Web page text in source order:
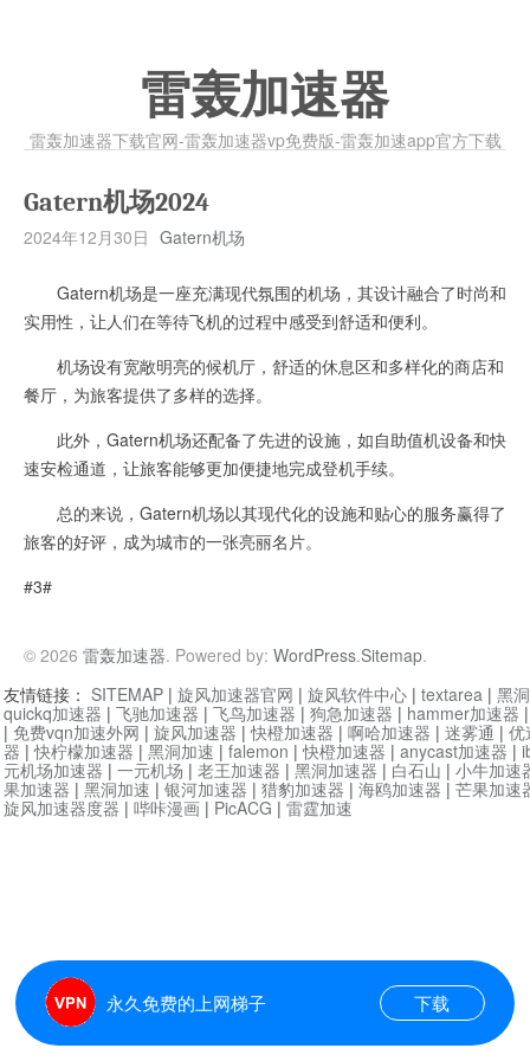
雷轰加速器
雷轰加速器下载官网-雷轰加速器vp免费版-雷轰加速app官方下载
Gatern机场2024
2024年12月30日 Gatern机场
Gatern机场是一座充满现代氛围的机场，其设计融合了时尚和
实用性，让人们在等待飞机的过程中感受到舒适和便利。
机场设有宽敞明亮的候机厅，舒适的休息区和多样化的商店和
餐厅，为旅客提供了多样的选择。
此外，Gatern机场还配备了先进的设施，如自助值机设备和快
速安检通道，让旅客能够更加便捷地完成登机手续。
总的来说，Gatern机场以其现代化的设施和贴心的服务赢得了
旅客的好评，成为城市的一张亮丽名片。
#3#
© 2026 雷轰加速器. Powered by: WordPress.Sitemap.
永久免费的上网梯子 下载
友情链接： SITEMAP | 旋风加速器官网 | 旋风软件中心 | textarea | 黑
quickq加速器 | 飞驰加速器 | 飞鸟加速器 | 狗急加速器 | hammer加速器
| 免费vqn加速外网 | 旋风加速器 |快橙加速器 | 啊哈加速器 | 迷雾通 | 优
器 |快柠檬加速器 | 黑洞加速 | falemon |快橙加速器 | anycast加速器 |
元机场加速器 | 一元机场 | 老王加速器 | 黑洞加速器 | 白石山 | 小牛加速
果加速器 | 黑洞加速 | 银河加速器 | 猎豹加速器 | 海鸥加速器 | 芒果加速
旋风加速器度器 | 哔咔漫画 | PicACG | 雷霆加速